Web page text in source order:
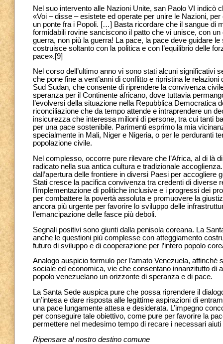
Nel suo intervento alle Nazioni Unite, san Paolo VI indicò
«Voi – disse – esistete ed operate per unire le Nazioni,
un ponte fra i Popoli. […] Basta ricordare che il sangue di
formidabili rovine sanciscono il patto che vi unisce, con
guerra, non più la guerra! La pace, la pace deve guidare
costruisce soltanto con la politica e con l’equilibrio delle
pace».[9]
Nel corso dell’ultimo anno vi sono stati alcuni significativi
che pone fine a vent’anni di conflitto e ripristina le
Sud Sudan, che consente di riprendere la convivenza
speranza per il Continente africano, dove tuttavia
l’evolversi della situazione nella Repubblica Democratica
riconciliazione che da tempo attende e intraprendere un
insicurezza che interessa milioni di persone, tra cui tanti
per una pace sostenibile. Parimenti esprimo la mia
specialmente in Mali, Niger e Nigeria, o per le perduranti
popolazione civile.
Nel complesso, occorre pure rilevare che l’Africa, al di là
radicato nella sua antica cultura e tradizionale
dall’apertura delle frontiere in diversi Paesi per
Stati cresce la pacifica convivenza tra credenti di diverse
l’implementazione di politiche inclusive e i progressi dei
per combattere la povertà assoluta e promuovere la
ancora più urgente per favorire lo sviluppo delle
l’emancipazione delle fasce più deboli.
Segnali positivi sono giunti dalla penisola coreana. La
anche le questioni più complesse con atteggiamento
futuro di sviluppo e di cooperazione per l’intero popolo
Analogo auspicio formulo per l’amato Venezuela,
sociale ed economica, vie che consentano innanzitutto di
popolo venezuelano un orizzonte di speranza e di pace.
La Santa Sede auspica pure che possa riprendere il
un’intesa e dare risposta alle legittime aspirazioni di
una pace lungamente attesa e desiderata. L’impegno
per conseguire tale obiettivo, come pure per favorire la
permettere nel medesimo tempo di recare i necessari
Ripensare al nostro destino comune